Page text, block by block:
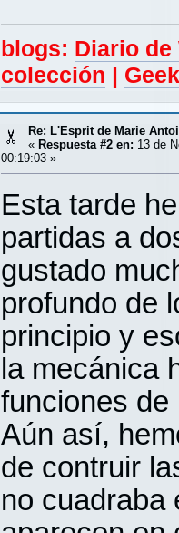
blogs: Diario
colección |
Re: L'Esprit de Marie
« Respuesta #2 en: 13 de
00:19:03 »
Esta tarde
partidas a
gustado
profundo de
principio y
la mecánica
funciones de
Aún así,
de contruir
no cuadraba